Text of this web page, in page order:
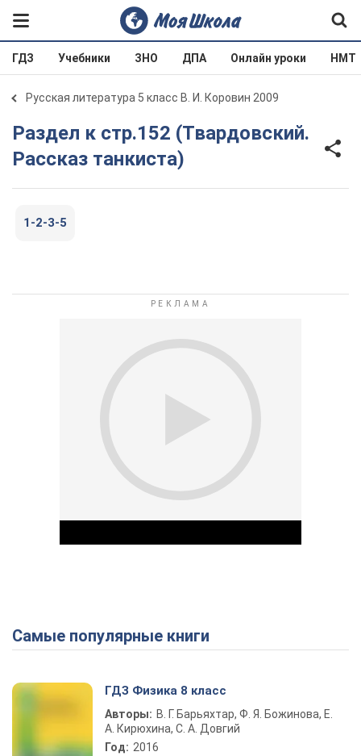
ГДЗ Учебники ЗНО ДПА Онлайн уроки НМТ
Русская литература 5 класс В. И. Коровин 2009
Раздел к стр.152 (Твардовский.
Рассказ танкиста)
1-2-3-5
Play Video
Самые популярные книги
ГДЗ Физика 8 класс
Авторы: В. Г. Барьяхтар, Ф. Я. Божинова, Е.
А. Кирюхина, С. А. Довгий
Год: 2016